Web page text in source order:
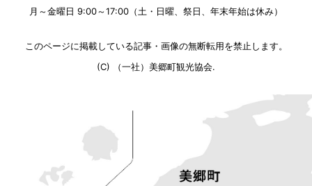
月～金曜日 9:00～17:00（土・日曜、祭日、年末年始は休み）
このページに掲載している記事・画像の無断転用を禁止します。
(C) （一社）美郷町観光協会.